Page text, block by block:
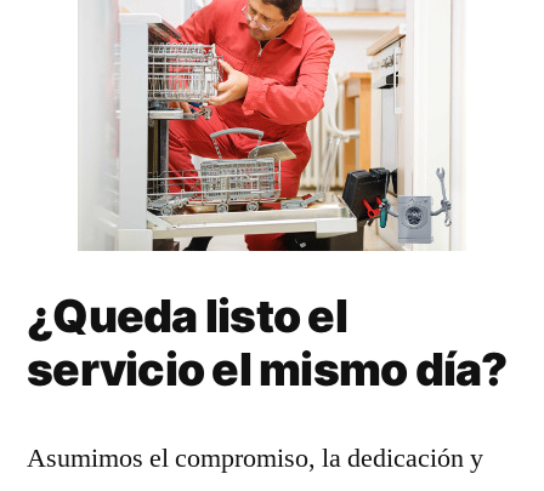
¿Queda listo el
servicio el mismo día?
Asumimos el compromiso, la dedicación y